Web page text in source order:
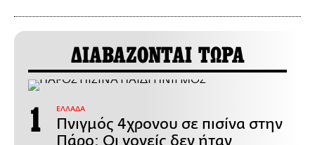
ΔΙΑΒΑΖΟΝΤΑΙ ΤΩΡΑ
ΕΛΛΑΔΑ
Πνιγμός 4χρονου σε πισίνα στην
Πάρο: Οι γονείς δεν ήταν